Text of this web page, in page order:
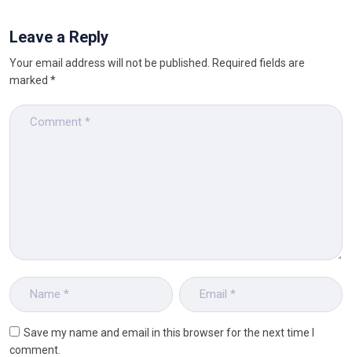
Leave a Reply
Your email address will not be published.
Required fields are
marked *
Save my name and email in this browser for the next time I
comment.